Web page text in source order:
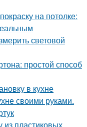
на потолке:
световой
простой способ
в кухне
своими руками.
из пластиковых